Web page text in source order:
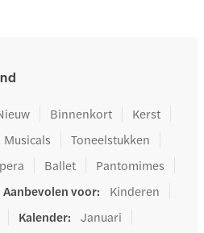
Binnenkort
Kerst
Musicals
Toneelstukken
Ballet
Pantomimes
Aanbevolen voor:
Kinderen
Kalender:
Januari